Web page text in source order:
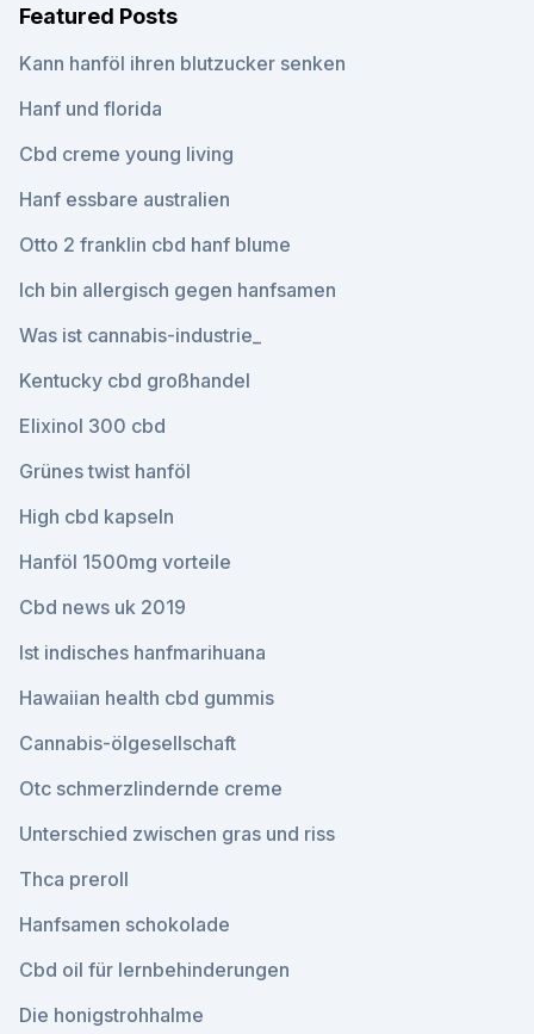
Featured Posts
Kann hanföl ihren blutzucker senken
Hanf und florida
Cbd creme young living
Hanf essbare australien
Otto 2 franklin cbd hanf blume
Ich bin allergisch gegen hanfsamen
Was ist cannabis-industrie_
Kentucky cbd großhandel
Elixinol 300 cbd
Grünes twist hanföl
High cbd kapseln
Hanföl 1500mg vorteile
Cbd news uk 2019
Ist indisches hanfmarihuana
Hawaiian health cbd gummis
Cannabis-ölgesellschaft
Otc schmerzlindernde creme
Unterschied zwischen gras und riss
Thca preroll
Hanfsamen schokolade
Cbd oil für lernbehinderungen
Die honigstrohhalme